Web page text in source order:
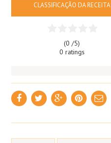
CLASSIFICAÇÃO DA RECEITA
(0 /5)
0 ratings